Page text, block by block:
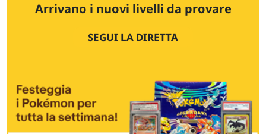
Arrivano i nuovi livelli da provare
SEGUI LA DIRETTA